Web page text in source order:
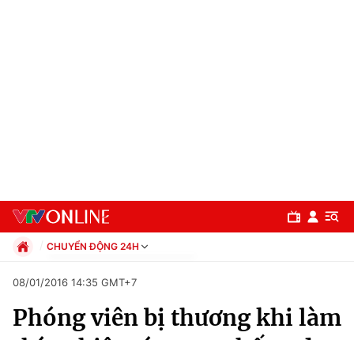
Chuyên mục
CHUYỂN ĐỘNG 24H
Xã hội
Pháp luật
Kinh tế
08/01/2016 14:35 GMT+7
Phóng viên bị thương khi làm